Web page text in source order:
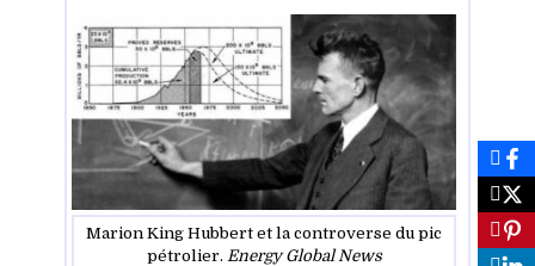
Marion King Hubbert et la controverse du pic
pétrolier. Energy Global News